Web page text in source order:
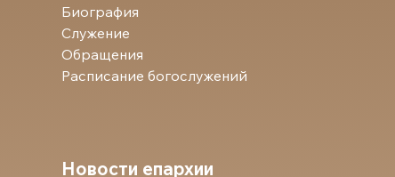
Биография
Служение
Обращения
Расписание богослужений
Новости епархии